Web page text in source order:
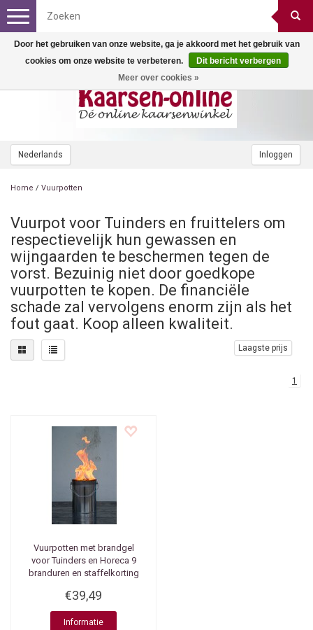
Nederlands Inloggen
Toggle
navigation
Home / Vuurpotten
Vuurpot voor Tuinders en fruittelers om
respectievelijk hun gewassen en
wijngaarden te beschermen tegen de
vorst. Bezuinig niet door goedkope
vuurpotten te kopen. De financiële
schade zal vervolgens enorm zijn als het
fout gaat. Koop alleen kwaliteit.
Laagste prijs
1
Vuurpotten met brandgel
voor Tuinders en Horeca 9
branduren en staffelkorting
€39,49
Informatie
Door het gebruiken van onze website, ga je akkoord met het gebruik van
cookies om onze website te verbeteren.
Dit bericht verbergen
Meer over cookies »